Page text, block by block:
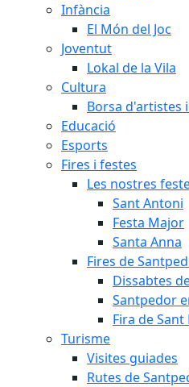
Infància
El Món del Joc
Joventut
Lokal de la Vila
Cultura
Borsa d'artistes
Educació
Esports
Fires i festes
Les nostres
Sant Antoni
Festa Major
Santa Anna
Fires de
Dissabtes
Santpedor
Fira de
Turisme
Visites guiades
Rutes de